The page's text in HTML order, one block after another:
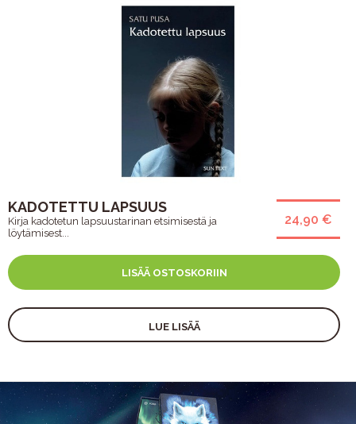
24,90 €
KADOTETTU LAPSUUS
Kirja kadotetun lapsuustarinan etsimisestä ja
löytämisest...
LISÄÄ OSTOSKORIIN
LUE LISÄÄ